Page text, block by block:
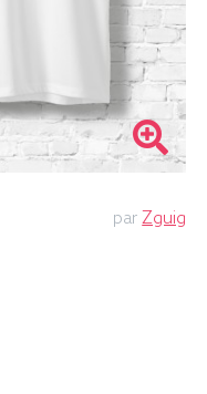
parZguig